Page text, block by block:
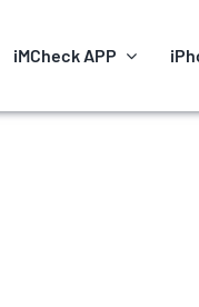
iMCheck APP